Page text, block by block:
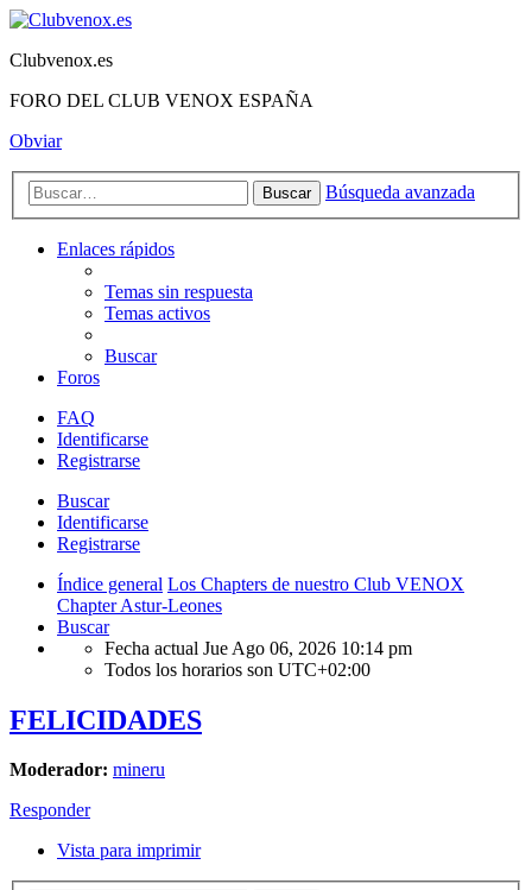
Clubvenox.es
FORO DEL CLUB VENOX ESPAÑA
Obviar
Buscar Búsqueda avanzada
Enlaces rápidos
Temas sin respuesta
Temas activos
Buscar
Foros
FAQ
Identificarse
Registrarse
Buscar
Identificarse
Registrarse
Índice general Los Chapters de nuestro Club VENOX
Chapter Astur-Leones
Buscar
Fecha actual Jue Ago 06, 2026 10:14 pm
Todos los horarios son UTC+02:00
FELICIDADES
Moderador: mineru
Responder
Vista para imprimir